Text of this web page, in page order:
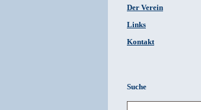
Der Verein
Links
Kontakt
Suche